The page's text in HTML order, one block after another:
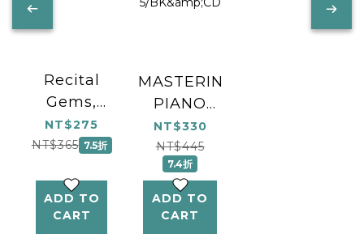
Recital
Gems,
Book 2
NT$275
NT$365 7.5折
ADD TO
CART
MASTERING
PIANO
5/BK&CD
NT$330
NT$445
7.4折
ADD TO
CART